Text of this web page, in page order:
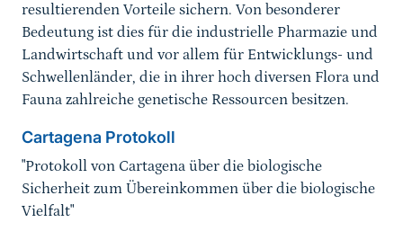
resultierenden Vorteile sichern. Von besonderer
Bedeutung ist dies für die industrielle Pharmazie und
Landwirtschaft und vor allem für Entwicklungs- und
Schwellenländer, die in ihrer hoch diversen Flora und
Fauna zahlreiche genetische Ressourcen besitzen.
Cartagena Protokoll
"Protokoll von Cartagena über die biologische
Sicherheit zum Übereinkommen über die biologische
Vielfalt"